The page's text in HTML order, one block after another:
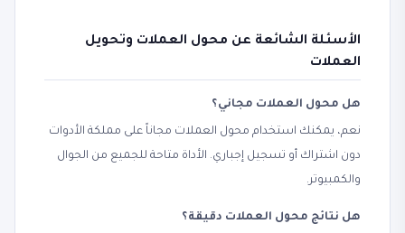
الأسئلة الشائعة عن محول العملات وتحويل
العملات
هل محول العملات مجاني؟
نعم، يمكنك استخدام محول العملات مجاناً على مملكة الأدوات
دون اشتراك أو تسجيل إجباري. الأداة متاحة للجميع من الجوال
والكمبيوتر.
هل نتائج محول العملات دقيقة؟